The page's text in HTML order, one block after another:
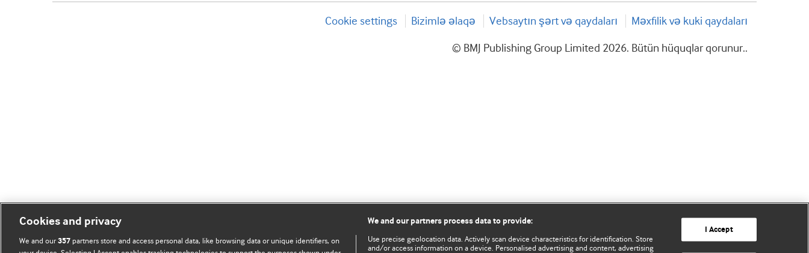
Cookie settings Bizimlə əlaqə Vebsaytın şərt və qaydaları Məxfilik və kuki qaydaları
© BMJ Publishing Group Limited 2026. Bütün hüquqlar qorunur..
Cookies and privacy
We and our357 partners store and access personal data, like browsing data or unique identifiers, on
We and our partners process data to provide:
Use precise geolocation data. Actively scan device characteristics for identification. Store
and/or access information on a device. Personalised advertising and content, advertising
I Accept